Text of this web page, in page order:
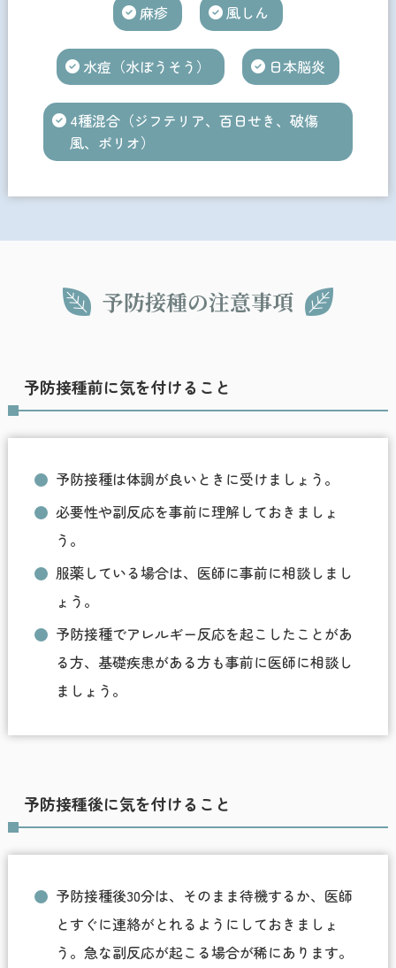
麻疹 風しん
水痘（水ぼうそう） 日本脳炎
4種混合（ジフテリア、百日せき、破傷
風、ポリオ）
予防接種の注意事項
予防接種前に気を付けること
予防接種は体調が良いときに受けましょう。
必要性や副反応を事前に理解しておきましょ
う。
服薬している場合は、医師に事前に相談しまし
ょう。
予防接種でアレルギー反応を起こしたことがあ
る方、基礎疾患がある方も事前に医師に相談し
ましょう。
予防接種後に気を付けること
予防接種後30分は、そのまま待機するか、医師
とすぐに連絡がとれるようにしておきましょ
う。急な副反応が起こる場合が稀にあります。